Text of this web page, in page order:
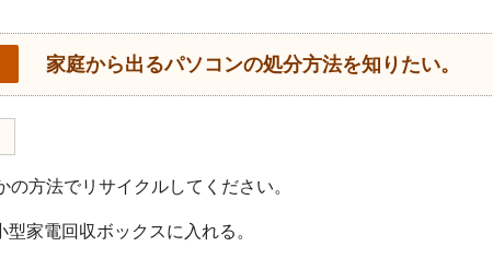
家庭から出るパソコンの処分方法を知りたい。
の方法でリサイクルしてください。
型家電回収ボックスに入れる。